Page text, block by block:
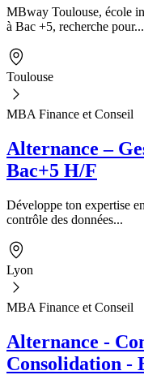
MBway Toulouse, école
à Bac +5, recherche pour...
Toulouse
MBA Finance et Conseil
Alternance –
Bac+5 H/F
Développe ton expertise
contrôle des données...
Lyon
MBA Finance et Conseil
Alternance -
Consolidation -